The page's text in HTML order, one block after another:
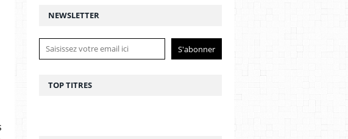
NEWSLETTER
TOP TITRES